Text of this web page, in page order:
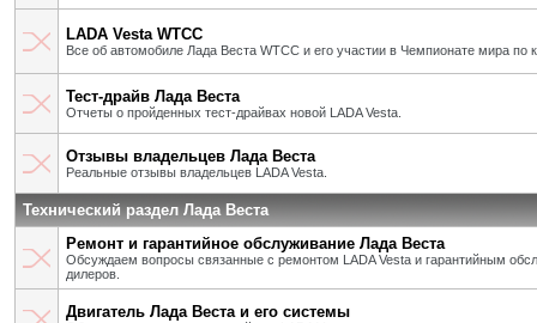
LADA Vesta WTCC
Все об автомобиле Лада Веста WTCC и его участии в Чемпионате мира по
Тест-драйв Лада Веста
Отчеты о пройденных тест-драйвах новой LADA Vesta.
Отзывы владельцев Лада Веста
Реальные отзывы владельцев LADA Vesta.
Технический раздел Лада Веста
Ремонт и гарантийное обслуживание Лада Веста
Обсуждаем вопросы связанные с ремонтом LADA Vesta и гарантийным
дилеров.
Двигатель Лада Веста и его системы